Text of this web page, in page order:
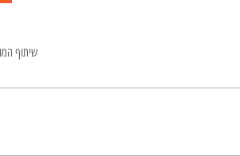
שיתוף